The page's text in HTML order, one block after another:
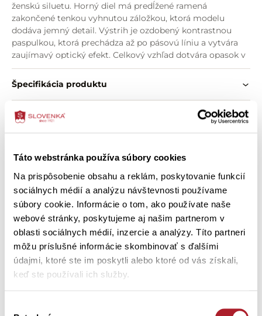
Táto webstránka používa súbory cookies
Na prispôsobenie obsahu a reklám, poskytovanie funkcií
sociálnych médií a analýzu návštevnosti používame
súbory cookie. Informácie o tom, ako používate naše
webové stránky, poskytujeme aj našim partnerom v
oblasti sociálnych médií, inzercie a analýzy. Títo partneri
môžu príslušné informácie skombinovať s ďalšími
údajmi, ktoré ste im poskytli alebo ktoré od vás získali,
keď ste používali ich služby.
ženskú siluetu. Horný diel má predĺžené ramená
zakončené tenkou vyhnutou záložkou, ktorá modelu
dodáva jemný detail. Výstrih je ozdobený kontrastnou
paspulkou, ktorá prechádza až po pásovú líniu a vytvára
zaujímavý optický efekt. Celkový vzhľad dotvára opasok v
kontrastnej farbe, ktorý šatám dodáva osobitý charakter.
Praktické vnútorné vrecká všité v bočných švoch zvyšujú
pohodlie pri nosení. Sukňa strihaná do tvaru A pôsobí
ľahko, lichotí postave a krásne sa pohybuje pri chôdzi.
Dámske šaty SASIA
hladký úplet z bavlny a modalu
potlač v prirodzených béžovo-hnedých odtieňoch
prestrihnutie v páse
predĺžené ramená s vyhnutou záložkou
kontrastná paspulka pri výstrihu
opasok v kontrastnej farbe
vnútorné bočné vrecká
sukňa strihaná do tvaru A
pohodlné každodenné nosenie
Špecifikácia produktu
O zložení výrobku
Ako ošetriť výrobok
Zákazníci si tiež kúpili
-30 %